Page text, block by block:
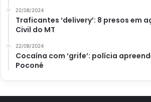
22/08/2024
Traficantes ‘delivery’: 8 presos em
Civil do MT
22/08/2024
Cocaína com ‘grife’: polícia
Poconé